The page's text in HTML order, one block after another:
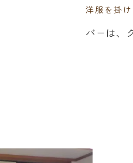
洋服を掛
バーは、